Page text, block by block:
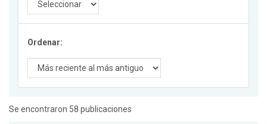
Ordenar:
Se encontraron 58 publicaciones